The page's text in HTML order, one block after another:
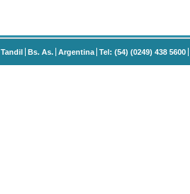
Tandil Bs. As. Argentina Tel: (54) (0249) 438 5600